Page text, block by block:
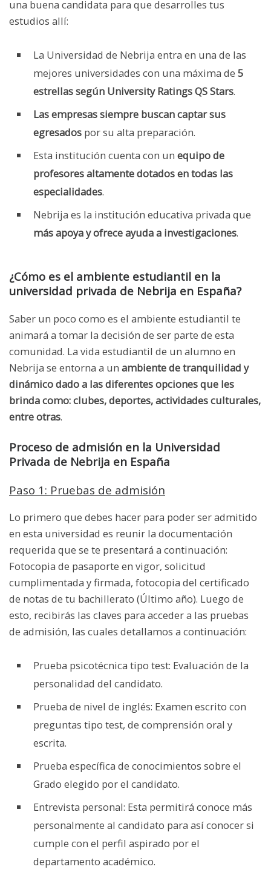
una buena candidata para que desarrolles tus
estudios allí:
La Universidad de Nebrija entra en una de las
mejores universidades con una máxima de 5
estrellas según University Ratings QS Stars.
Las empresas siempre buscan captar sus
egresados por su alta preparación.
Esta institución cuenta con un equipo de
profesores altamente dotados en todas las
especialidades.
Nebrija es la institución educativa privada que
más apoya y ofrece ayuda a investigaciones.
¿Cómo es el ambiente estudiantil en la
universidad privada de Nebrija en España?
Saber un poco como es el ambiente estudiantil te
animará a tomar la decisión de ser parte de esta
comunidad. La vida estudiantil de un alumno en
Nebrija se entorna a un ambiente de tranquilidad y
dinámico dado a las diferentes opciones que les
brinda como: clubes, deportes, actividades culturales,
entre otras.
Proceso de admisión en la Universidad
Privada de Nebrija en España
Paso 1: Pruebas de admisión
Lo primero que debes hacer para poder ser admitido
en esta universidad es reunir la documentación
requerida que se te presentará a continuación:
Fotocopia de pasaporte en vigor, solicitud
cumplimentada y firmada, fotocopia del certificado
de notas de tu bachillerato (Último año). Luego de
esto, recibirás las claves para acceder a las pruebas
de admisión, las cuales detallamos a continuación:
Prueba psicotécnica tipo test: Evaluación de la
personalidad del candidato.
Prueba de nivel de inglés: Examen escrito con
preguntas tipo test, de comprensión oral y
escrita.
Prueba específica de conocimientos sobre el
Grado elegido por el candidato.
Entrevista personal: Esta permitirá conoce más
personalmente al candidato para así conocer si
cumple con el perfil aspirado por el
departamento académico.